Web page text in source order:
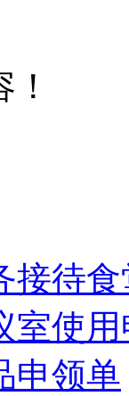
接待
室使
申领单